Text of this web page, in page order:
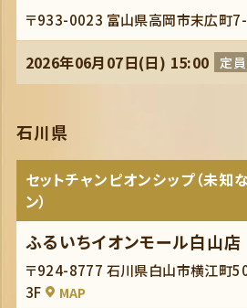
〒933-0023 富山県高岡市末広町
2026年06月07日(日) 15:00 定
石川県
セットチャンピオンシップ（未知
ン）
ふるいちイオンモール白山店
〒924-8777 石川県白山市横江町
3F
MAP